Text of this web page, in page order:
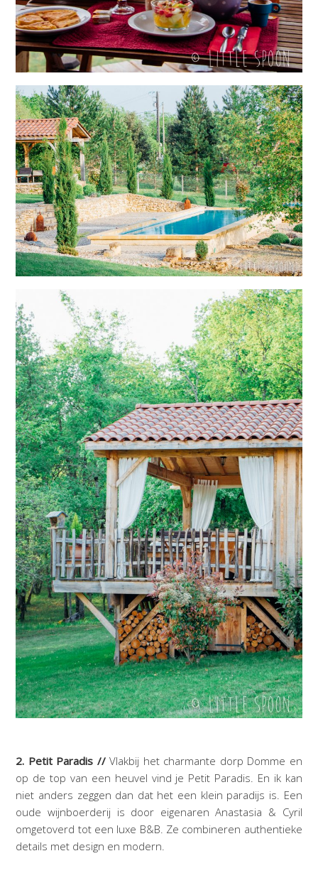
2. Petit Paradis //Vlakbij het charmante dorp Domme en
op de top van een heuvel vind je Petit Paradis. En ik kan
niet anders zeggen dan dat het een klein paradijs is. Een
oude wijnboerderij is door eigenaren Anastasia & Cyril
omgetoverd tot een luxe B&B. Ze combineren authentieke
details met design en modern.